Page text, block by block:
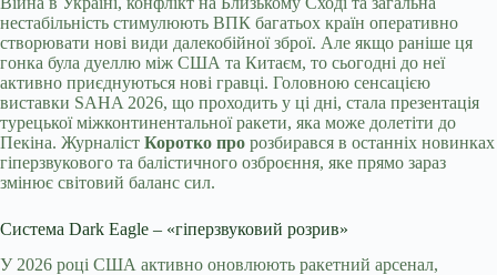
нестабільність стимулюють ВПК багатьох країн оперативно
створювати нові види далекобійної зброї. Але якщо раніше ця
гонка була дуеллю між США та Китаєм, то сьогодні до неї
активно приєднуються нові гравці. Головною сенсацією
виставки SAHA 2026, що проходить у ці дні, стала презентація
турецької міжконтинентальної ракети, яка може долетіти до
Пекіна. Журналіст Коротко про розбирався в останніх новинках
гіперзвукового та балістичного озброєння, яке прямо зараз
змінює світовий баланс сил.
Система Dark Eagle – «гіперзвуковий розрив»
У 2026 році США активно оновлюють ракетний арсенал,